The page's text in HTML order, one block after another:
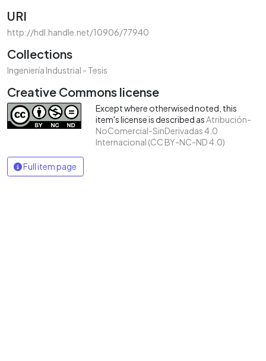
URI
http://hdl.handle.net/10906/77940
Collections
Ingeniería Industrial - Tesis
Creative Commons license
Except where otherwised noted, this
item's license is described asAtribución-
NoComercial-SinDerivadas 4.0
Internacional (CC BY-NC-ND 4.0)
Full item page